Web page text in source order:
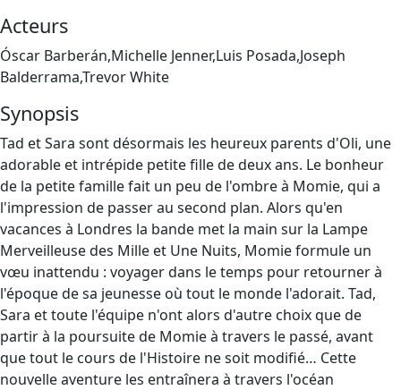
Acteurs
Óscar Barberán,Michelle Jenner,Luis Posada,Joseph
Balderrama,Trevor White
Synopsis
Tad et Sara sont désormais les heureux parents d'Oli, une
adorable et intrépide petite fille de deux ans. Le bonheur
de la petite famille fait un peu de l'ombre à Momie, qui a
l'impression de passer au second plan. Alors qu'en
vacances à Londres la bande met la main sur la Lampe
Merveilleuse des Mille et Une Nuits, Momie formule un
vœu inattendu : voyager dans le temps pour retourner à
l'époque de sa jeunesse où tout le monde l'adorait. Tad,
Sara et toute l'équipe n'ont alors d'autre choix que de
partir à la poursuite de Momie à travers le passé, avant
que tout le cours de l'Histoire ne soit modifié… Cette
nouvelle aventure les entraînera à travers l'océan